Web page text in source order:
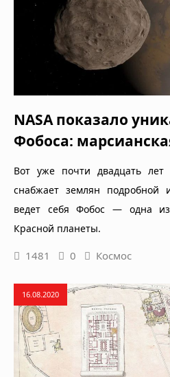
NASA показало
Фобоса:
Вот уже почти двадцать лет
снабжает землян подробной
ведет себя Фобос — одна
Красной планеты.
1481 0 Космос
16.08.2020